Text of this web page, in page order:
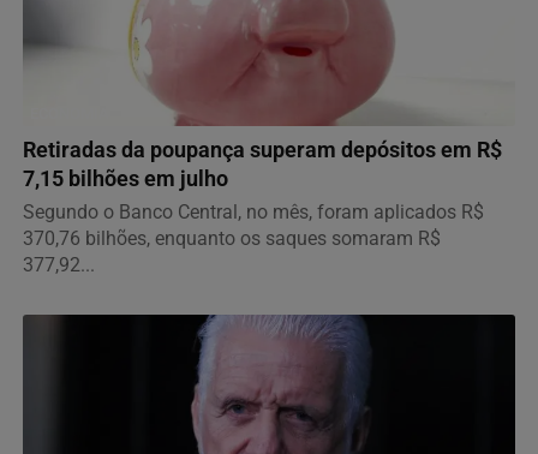
Retiradas da poupança superam depósitos em R$
7,15 bilhões em julho
Segundo o Banco Central, no mês, foram aplicados R$
370,76 bilhões, enquanto os saques somaram R$
377,92...